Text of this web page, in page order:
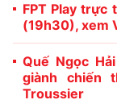
FPT Play trực
(19h30), xem
Quế Ngọc
giành chiến
Troussier